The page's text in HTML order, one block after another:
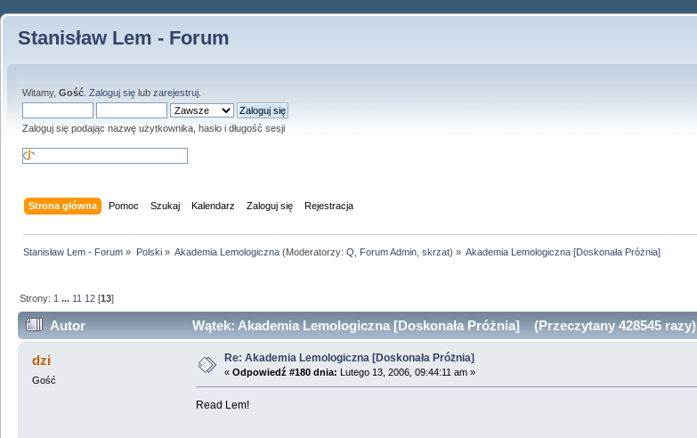
Stanisław Lem - Forum
Witamy, Gość Zaloguj się lub zarejestruj
Zaloguj się podając nazwę użytkownika, hasło i długość sesji
Strona główna Pomoc Szukaj Kalendarz Zaloguj się Rejestracja
Stanisław Lem - Forum » Polski» Akademia Lemologiczna(Moderatorzy: Q Forum Admin, skrzat) » Akademia Lemologiczna [Doskonała Próżnia]
Strony: 1 ... 11 12 [13]
Autor Wątek: Akademia Lemologiczna [Doskonała Próżnia] (Przeczytany 428545 razy)
dzi
Gość
Re: Akademia Lemologiczna [Doskonała Próżnia]
« Odpowiedź #180 dnia: Lutego 13, 2006, 09:44:11 am »
Read Lem!